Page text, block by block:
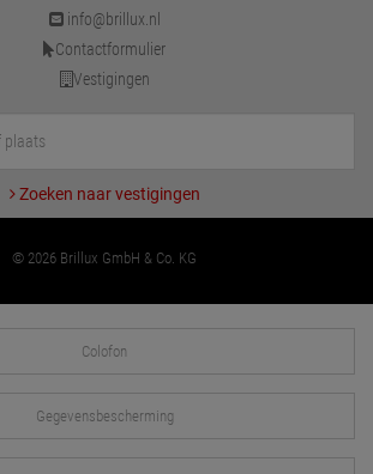
info@brillux.nl
Contactformulier
Vestigingen
Zoeken naar vestigingen
© 2026 Brillux GmbH & Co. KG
Colofon
Gegevensbescherming